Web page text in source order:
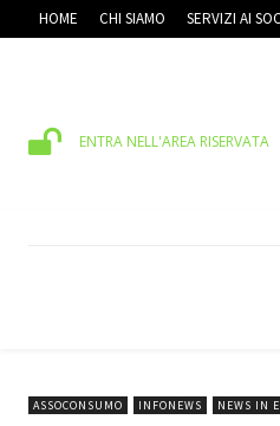
HOME CHI SIAMO SERVIZI AI
ENTRA NELL'AREA RISERVATA
ASSOCONSUMO INFONEWS NEWS IN